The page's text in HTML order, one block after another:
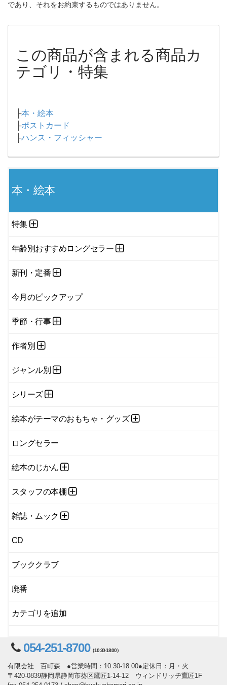
であり、それをお約束するものではありません。
この商品が含まれる商品カ
テゴリ・特集
├本・絵本
├ポストカード
├ハンス・フィッシャー
本・絵本
特集
年齢別おすすめロングセラー
新刊・定番
今月のピックアップ
季節・行事
作者別
ジャンル別
シリーズ
絵本がテーマのおもちゃ・グッズ
ロングセラー
絵本のじかん
スタッフの本棚
雑誌・ムック
CD
ブッククラブ
廃番
カテゴリを追加
054-251-8700（10:30-18:00）
有限会社 百町森 ●営業時間：10:30-18:00●定休日：月・火
〒420-0839静岡県静岡市葵区鷹匠1-14-12 ウィンドリッヂ鷹匠1F